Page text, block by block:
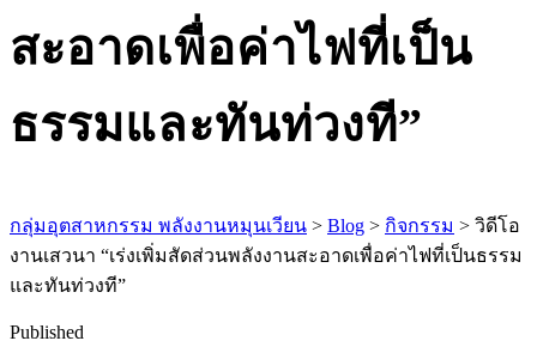
สะอาดเพื่อค่าไฟที่เป็น
ธรรมและทันท่วงที”
กลุ่มอุตสาหกรรม พลังงานหมุนเวียน > Blog > กิจกรรม > วิดีโอ
งานเสวนา “เร่งเพิ่มสัดส่วนพลังงานสะอาดเพื่อค่าไฟที่เป็นธรรม
และทันท่วงที”
Published